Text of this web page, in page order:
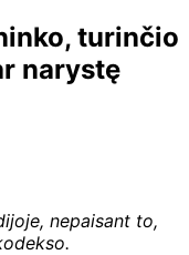
turinčio
narystę
nepaisant to,